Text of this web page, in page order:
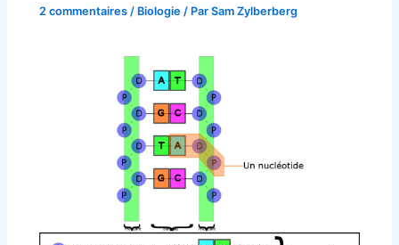
2 commentaires / Biologie / ParSam Zylberberg